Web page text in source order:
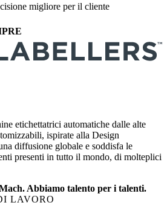
migliore per il cliente
etichettatrici automatiche dalle alte
ispirate alla Design
diffusione globale e soddisfa le
presenti in tutto il mondo, di molteplici
Abbiamo talento per i talenti.
LAVORO